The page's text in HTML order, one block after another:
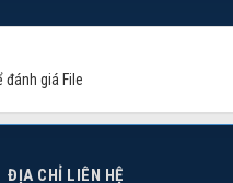
đánh giá File
ĐỊA CHỈ LIÊN HỆ